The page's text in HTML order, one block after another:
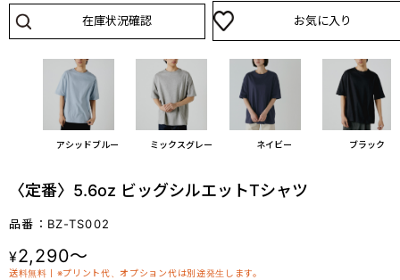
在庫状況確認 お気に入り
アシッドブルー ミックスグレー ネイビー ブラック
〈定番〉5.6oz ビッグシルエットTシャツ
品番：BZ-TS002
¥2,290～
送料無料丨※プリント代、オプション代は別途発生します。